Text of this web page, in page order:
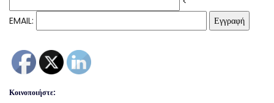
EMAIL:
Κοινοποιήστε: